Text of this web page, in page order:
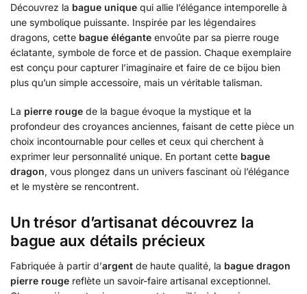
Découvrez la bague unique qui allie l’élégance intemporelle à
une symbolique puissante. Inspirée par les légendaires
dragons, cette bague élégante envoûte par sa pierre rouge
éclatante, symbole de force et de passion. Chaque exemplaire
est conçu pour capturer l’imaginaire et faire de ce bijou bien
plus qu’un simple accessoire, mais un véritable talisman.
La pierre rouge de la bague évoque la mystique et la
profondeur des croyances anciennes, faisant de cette pièce un
choix incontournable pour celles et ceux qui cherchent à
exprimer leur personnalité unique. En portant cette bague
dragon, vous plongez dans un univers fascinant où l’élégance
et le mystère se rencontrent.
Un trésor d’artisanat découvrez la
bague aux détails précieux
Fabriquée à partir d’argent de haute qualité, la bague dragon
pierre rouge reflète un savoir-faire artisanal exceptionnel.